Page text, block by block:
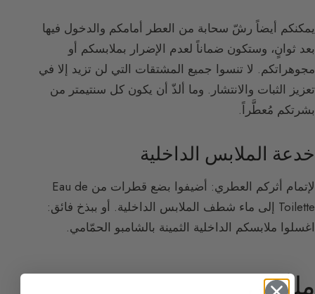
يمكنكم أيضاً رشّ سحابة من العطر أمامكم والدخول فيها
بعد ثوانٍ، وستكون ضماناً لعدم الإضرار بملابسكم أو
مجوهراتكم. لا تنسوا جميع المشتقات التي لن تزيد إلا في
تعزيز الثبات والانتشار. وما ألذّ أن يكون كل سنتيمتر من
بشرتكم مُعطَّراً.
خدعة الملابس الداخلية
لإتمام أثركم العطري: أضيفوا بضع قطرات من Eau de
Toilette إلى ماء شطف الملابس الداخلية. أو ببذخ فائق:
اغسلوا ملابسكم الداخلية الثمينة بالشامبو الحمّامي.
ملخّص